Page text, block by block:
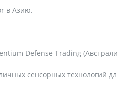
в Азию.
Defense Trading
сенсорных технологий